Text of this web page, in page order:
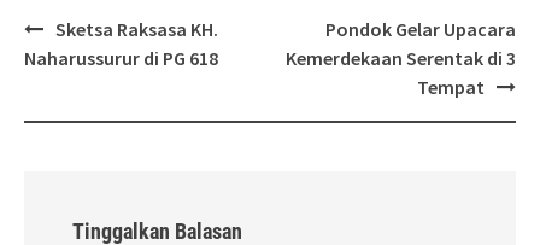
Post
navigation
Sketsa Raksasa KH.
Naharussurur di PG 618
Pondok Gelar Upacara
Kemerdekaan Serentak di 3
Tempat
Tinggalkan Balasan